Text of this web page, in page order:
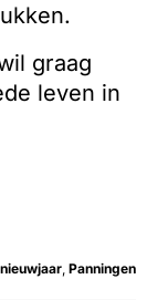
graag
leven in
nieuwjaar, Panningen